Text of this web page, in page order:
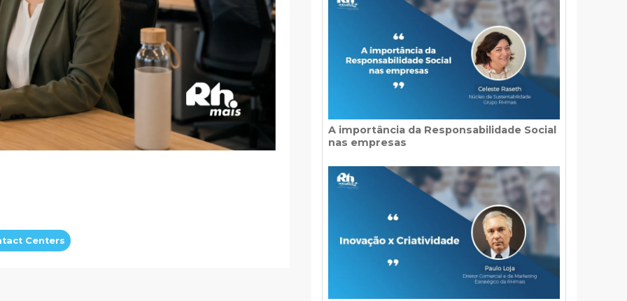
Centers
A importância da Responsabilidade Social
nas empresas